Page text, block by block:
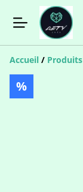
Accueil / Produits
%